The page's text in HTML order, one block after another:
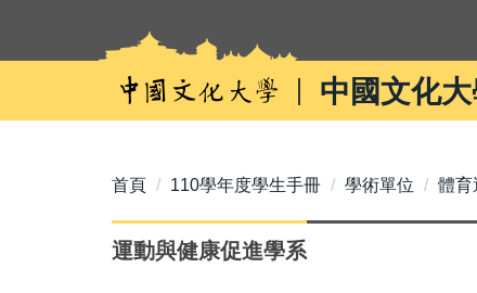
內
中國文化
首頁 110學年度學生手冊 學術單位 體育
運動與健康促進學系